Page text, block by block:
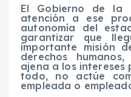
El Gobierno de la
atención a ese
autonomía del
garantizar que
importante misión
derechos
ajena a los intereses
todo, no actúe
empleada o